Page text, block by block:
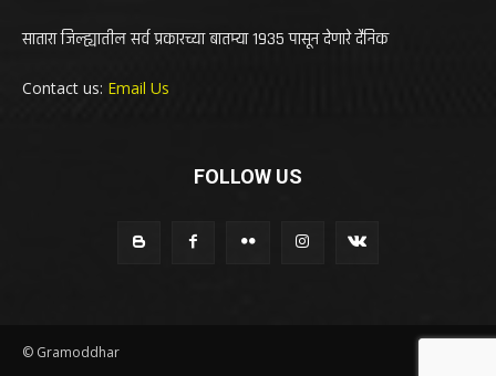
सातारा जिल्ह्यातील सर्व प्रकारच्या बातम्या 1935 पासून देणारे दैनिक
Contact us: Email Us
FOLLOW US
© Gramoddhar